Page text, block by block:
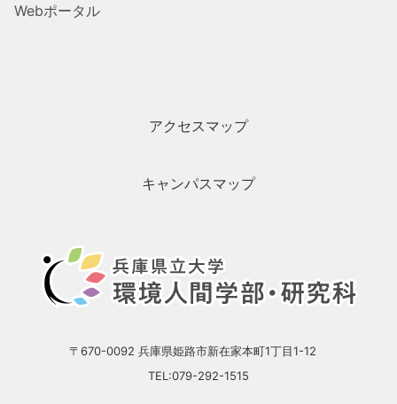
Webポータル
アクセスマップ
キャンパスマップ
〒670-0092 兵庫県姫路市新在家本町1丁目1-12
TEL:079-292-1515